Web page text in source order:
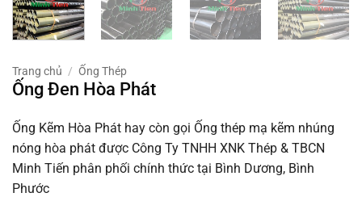
Trang chủ / Ống Thép
Ống Đen Hòa Phát
Ống Kẽm Hòa Phát hay còn gọi Ống thép mạ kẽm nhúng
nóng hòa phát được Công Ty TNHH XNK Thép & TBCN
Minh Tiến phân phối chính thức tại Bình Dương, Bình
Phước